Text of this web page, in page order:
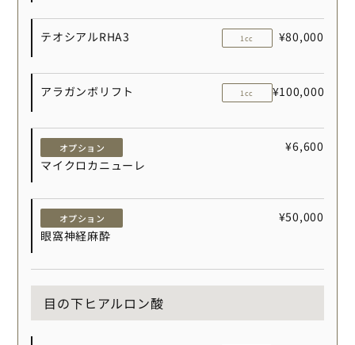
テオシアルRHA3 1cc ¥80,000
アラガンボリフト 1cc ¥100,000
オプション
マイクロカニューレ
¥6,600
オプション
眼窩神経麻酔
¥50,000
目の下ヒアルロン酸